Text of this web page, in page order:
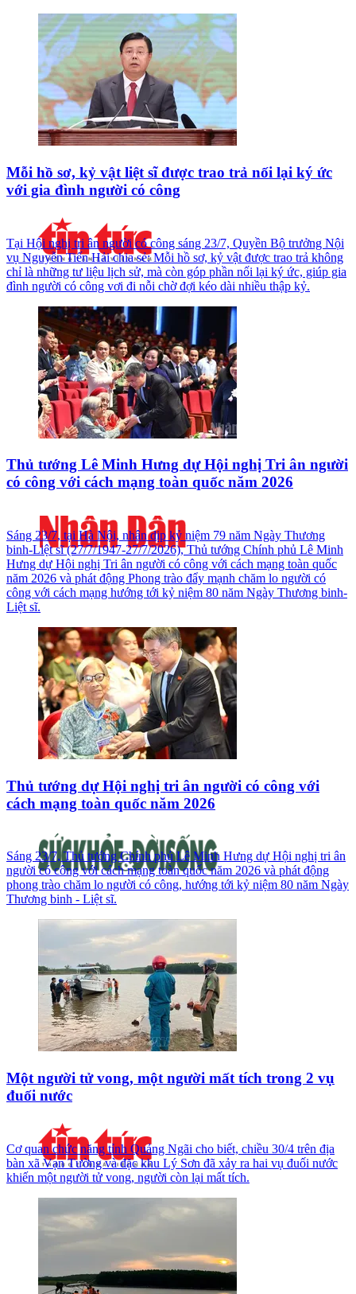
Mỗi hồ sơ, kỷ vật liệt sĩ được trao trả nối lại ký ức
với gia đình người có công
Tại Hội nghị tri ân người có công sáng 23/7, Quyền Bộ trưởng Nội
vụ Nguyễn Tiến Hải chia sẻ: Mỗi hồ sơ, kỷ vật được trao trả không
chỉ là những tư liệu lịch sử, mà còn góp phần nối lại ký ức, giúp gia
đình người có công vơi đi nỗi chờ đợi kéo dài nhiều thập kỷ.
Thủ tướng Lê Minh Hưng dự Hội nghị Tri ân người
có công với cách mạng toàn quốc năm 2026
Sáng 23/7, tại Hà Nội, nhân dịp kỷ niệm 79 năm Ngày Thương
binh-Liệt sĩ (27/7/1947-27/7/2026), Thủ tướng Chính phủ Lê Minh
Hưng dự Hội nghị Tri ân người có công với cách mạng toàn quốc
năm 2026 và phát động Phong trào đẩy mạnh chăm lo người có
công với cách mạng hướng tới kỷ niệm 80 năm Ngày Thương binh-
Liệt sĩ.
Thủ tướng dự Hội nghị tri ân người có công với
cách mạng toàn quốc năm 2026
Sáng 23/7, Thủ tướng Chính phủ Lê Minh Hưng dự Hội nghị tri ân
người có công với cách mạng toàn quốc năm 2026 và phát động
phong trào chăm lo người có công, hướng tới kỷ niệm 80 năm Ngày
Thương binh - Liệt sĩ.
Một người tử vong, một người mất tích trong 2 vụ
đuối nước
Cơ quan chức năng tỉnh Quảng Ngãi cho biết, chiều 30/4 trên địa
bàn xã Vạn Tường và đặc khu Lý Sơn đã xảy ra hai vụ đuối nước
khiến một người tử vong, người còn lại mất tích.